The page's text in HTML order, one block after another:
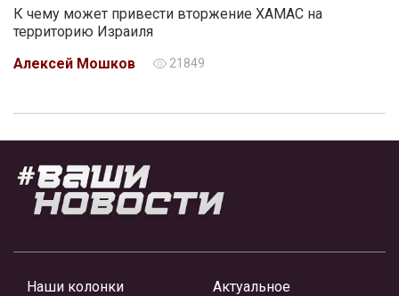
К чему может привести вторжение ХАМАС на
территорию Израиля
Алексей Мошков
21849
Наши колонки
Актуальное